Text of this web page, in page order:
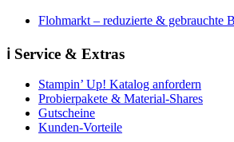
Flohmarkt – reduzierte & gebrauchte
ℹ️ Service & Extras
Stampin’ Up! Katalog anfordern
Probierpakete & Material-Shares
Gutscheine
Kunden-Vorteile